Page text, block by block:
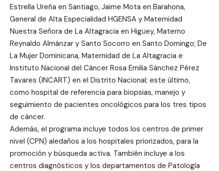
Estrella Ureña en Santiago, Jaime Mota en Barahona,
General de Alta Especialidad HGENSA y Maternidad
Nuestra Señora de La Altagracia en Higüey, Materno
Reynaldo Almánzar y Santo Socorro en Santo Domingo; De
La Mujer Dominicana, Maternidad de La Altagracia e
Instituto Nacional del Cáncer Rosa Emilia Sánchez Pérez
Tavares (INCART) en el Distrito Nacional; este último,
como hospital de referencia para biopsias, manejo y
seguimiento de pacientes oncológicos para los tres tipos
de cáncer.
Además, el programa incluye todos los centros de primer
nivel (CPN) aledaños a los hospitales priorizados, para la
promoción y búsqueda activa. También incluye a los
centros diagnósticos y los departamentos de Patología